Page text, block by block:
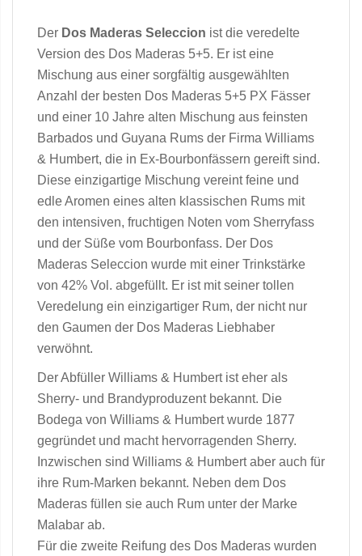
Der Dos Maderas Seleccion ist die veredelte
Version des Dos Maderas 5+5. Er ist eine
Mischung aus einer sorgfältig ausgewählten
Anzahl der besten Dos Maderas 5+5 PX Fässer
und einer 10 Jahre alten Mischung aus feinsten
Barbados und Guyana Rums der Firma Williams
& Humbert, die in Ex-Bourbonfässern gereift sind.
Diese einzigartige Mischung vereint feine und
edle Aromen eines alten klassischen Rums mit
den intensiven, fruchtigen Noten vom Sherryfass
und der Süße vom Bourbonfass. Der Dos
Maderas Seleccion wurde mit einer Trinkstärke
von 42% Vol. abgefüllt. Er ist mit seiner tollen
Veredelung ein einzigartiger Rum, der nicht nur
den Gaumen der Dos Maderas Liebhaber
verwöhnt.
Der Abfüller Williams & Humbert ist eher als
Sherry- und Brandyproduzent bekannt. Die
Bodega von Williams & Humbert wurde 1877
gegründet und macht hervorragenden Sherry.
Inzwischen sind Williams & Humbert aber auch für
ihre Rum-Marken bekannt. Neben dem Dos
Maderas füllen sie auch Rum unter der Marke
Malabar ab.
Für die zweite Reifung des Dos Maderas wurden